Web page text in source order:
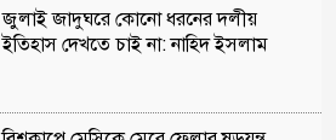
জুলাই জাদুঘরে কোনো ধরনের দলীয়
ইতিহাস দেখতে চাই না: নাহিদ ইসলাম